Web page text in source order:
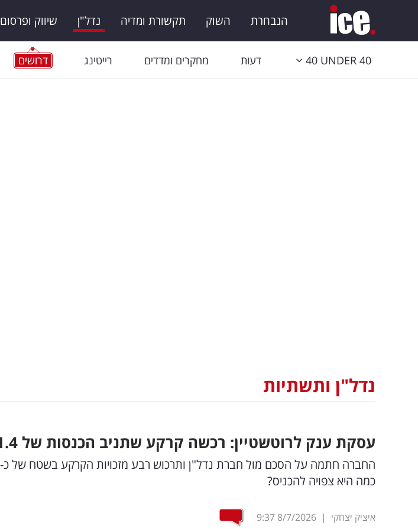
הנבחרת השוק תקשורת ומדיה נדל"ן שיווק ופרסום
40 UNDER 40 דעות מחקרים ומדדים רייטינג דרושים
נדל"ן ותשתיות
עסקת ענק לרוטשטיין: רכשה קרקע שתניב הכנסות של 1.4 מיליארד שקל
כמה היא צפויה להכניס?
איציק יצחקי |
8/7/2026
9:37